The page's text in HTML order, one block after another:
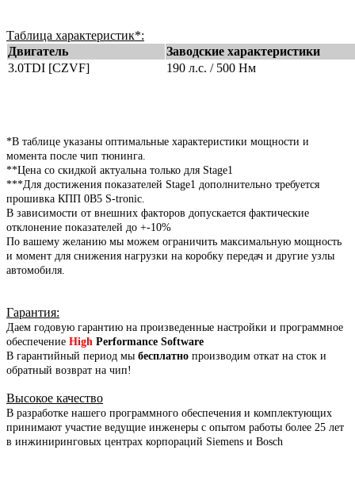
Таблица характеристик*:
Двигатель
Заводские характеристики
3.0TDI [CZVF]
190 л.с. / 500 Нм
*В таблице указаны оптимальные характеристики мощности и
момента после чип тюнинга.
**Цена со скидкой актуальна только для Stage1
***Для достижения показателей Stage1 дополнительно требуется
прошивка КПП 0B5 S-tronic.
В зависимости от внешних факторов допускается фактические
отклонение показателей до +-10%
По вашему желанию мы можем ограничить максимальную мощность
и момент для снижения нагрузки на коробку передач и другие узлы
автомобиля.
Гарантия:
Даем годовую гарантию на произведенные настройки и программное
обеспечение High Performance Software
В гарантийный период мы бесплатно производим откат на сток и
обратный возврат на чип!
Высокое качество
В разработке нашего программного обеспечения и комплектующих
принимают участие ведущие инженеры с опытом работы более 25 лет
в инжиниринговых центрах корпораций Siemens и Bosch